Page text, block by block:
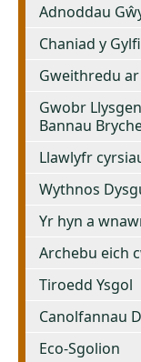
Adnoddau
Chaniad y
Gweithredu
Gwobr
Bannau
Llawlyfr
Wythnos
Yr hyn a
Archebu eich
Tiroedd Ysgol
Canolfannau
Eco-Sgolion